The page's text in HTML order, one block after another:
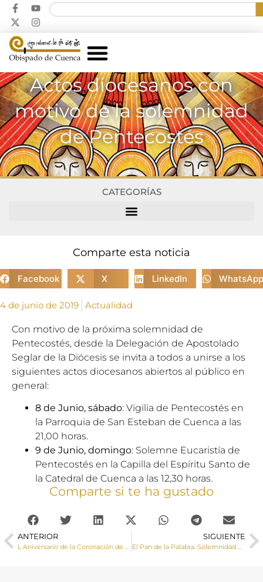
Actos diocesanos con
motivo de la solemnidad
de Pentecostés
CATEGORÍAS
Comparte esta noticia
Facebook X LinkedIn WhatsApp
4 de junio de 2019 Actualidad
Con motivo de la próxima solemnidad de
Pentecostés, desde la Delegación de Apostolado
Seglar de la Diócesis se invita a todos a unirse a los
siguientes actos diocesanos abiertos al público en
general:
8 de Junio, sábado: Vigilia de Pentecostés en
la Parroquia de San Esteban de Cuenca a las
21,00 horas.
9 de Junio, domingo: Solemne Eucaristía de
Pentecostés en la Capilla del Espíritu Santo de
la Catedral de Cuenca a las 12,30 horas.
Comparte si te ha gustado
ANTERIOR SIGUIENTE